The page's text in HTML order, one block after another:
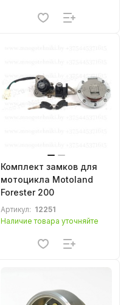
Комплект замков для
мотоцикла Motoland
Forester 200
Артикул: 12251
Наличие товара уточняйте